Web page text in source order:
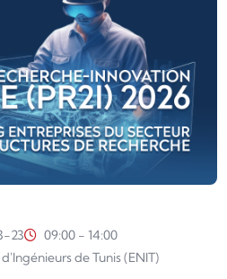
23
09:00 - 14:00
de Tunis (ENIT)